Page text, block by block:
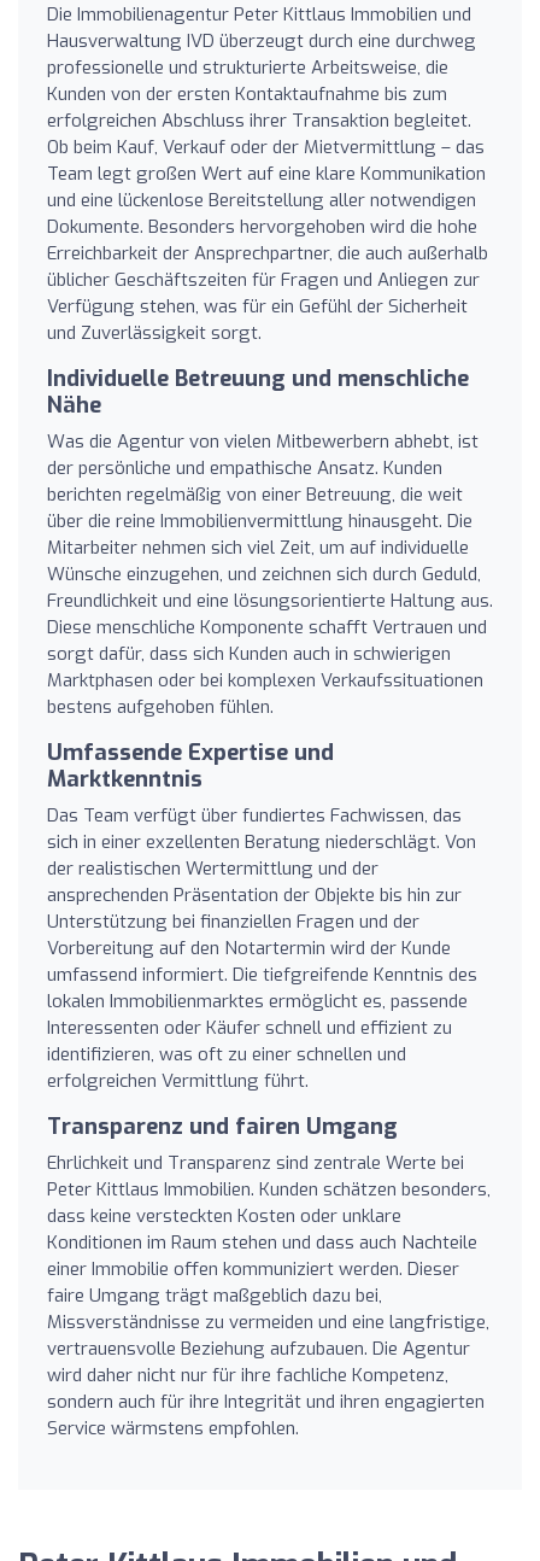
Die Immobilienagentur Peter Kittlaus Immobilien und
Hausverwaltung IVD überzeugt durch eine durchweg
professionelle und strukturierte Arbeitsweise, die
Kunden von der ersten Kontaktaufnahme bis zum
erfolgreichen Abschluss ihrer Transaktion begleitet.
Ob beim Kauf, Verkauf oder der Mietvermittlung – das
Team legt großen Wert auf eine klare Kommunikation
und eine lückenlose Bereitstellung aller notwendigen
Dokumente. Besonders hervorgehoben wird die hohe
Erreichbarkeit der Ansprechpartner, die auch außerhalb
üblicher Geschäftszeiten für Fragen und Anliegen zur
Verfügung stehen, was für ein Gefühl der Sicherheit
und Zuverlässigkeit sorgt.
Individuelle Betreuung und menschliche
Nähe
Was die Agentur von vielen Mitbewerbern abhebt, ist
der persönliche und empathische Ansatz. Kunden
berichten regelmäßig von einer Betreuung, die weit
über die reine Immobilienvermittlung hinausgeht. Die
Mitarbeiter nehmen sich viel Zeit, um auf individuelle
Wünsche einzugehen, und zeichnen sich durch Geduld,
Freundlichkeit und eine lösungsorientierte Haltung aus.
Diese menschliche Komponente schafft Vertrauen und
sorgt dafür, dass sich Kunden auch in schwierigen
Marktphasen oder bei komplexen Verkaufssituationen
bestens aufgehoben fühlen.
Umfassende Expertise und
Marktkenntnis
Das Team verfügt über fundiertes Fachwissen, das
sich in einer exzellenten Beratung niederschlägt. Von
der realistischen Wertermittlung und der
ansprechenden Präsentation der Objekte bis hin zur
Unterstützung bei finanziellen Fragen und der
Vorbereitung auf den Notartermin wird der Kunde
umfassend informiert. Die tiefgreifende Kenntnis des
lokalen Immobilienmarktes ermöglicht es, passende
Interessenten oder Käufer schnell und effizient zu
identifizieren, was oft zu einer schnellen und
erfolgreichen Vermittlung führt.
Transparenz und fairen Umgang
Ehrlichkeit und Transparenz sind zentrale Werte bei
Peter Kittlaus Immobilien. Kunden schätzen besonders,
dass keine versteckten Kosten oder unklare
Konditionen im Raum stehen und dass auch Nachteile
einer Immobilie offen kommuniziert werden. Dieser
faire Umgang trägt maßgeblich dazu bei,
Missverständnisse zu vermeiden und eine langfristige,
vertrauensvolle Beziehung aufzubauen. Die Agentur
wird daher nicht nur für ihre fachliche Kompetenz,
sondern auch für ihre Integrität und ihren engagierten
Service wärmstens empfohlen.